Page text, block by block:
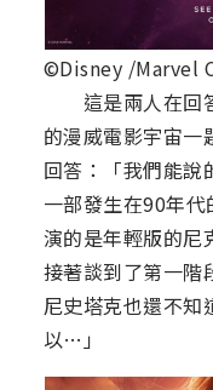
©Disney /Marvel
這是兩人在回
的漫威電影宇宙一
回答：「我們能說
一部發生在90年
演的是年輕版的尼
接著談到了第一階
尼史塔克也還不知
以…」